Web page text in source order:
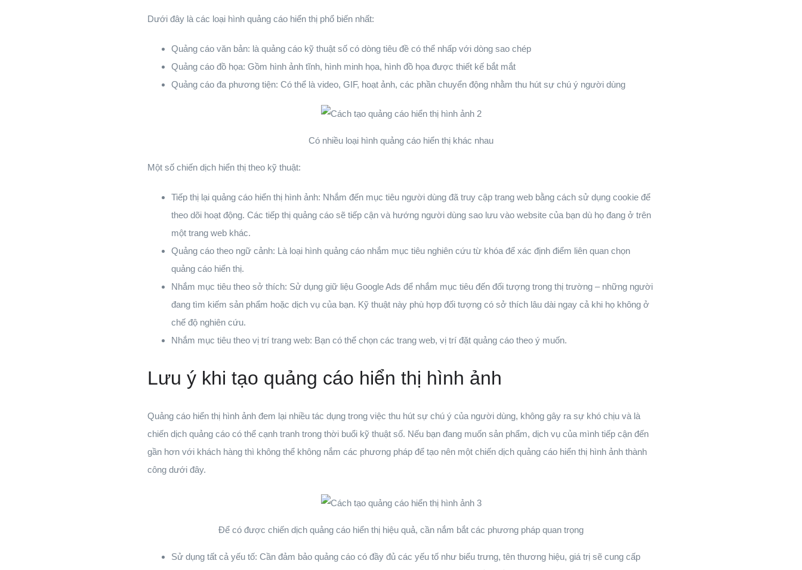
Dưới đây là các loại hình quảng cáo hiển thị phổ biến nhất:
Quảng cáo văn bản: là quảng cáo kỹ thuật số có dòng tiêu đề có thể nhấp với dòng sao chép
Quảng cáo đồ họa: Gồm hình ảnh tĩnh, hình minh họa, hình đồ họa được thiết kế bắt mắt
Quảng cáo đa phương tiện: Có thể là video, GIF, hoạt ảnh, các phần chuyển động nhằm thu hút sự chú ý người dùng
Có nhiều loại hình quảng cáo hiển thị khác nhau
Một số chiến dịch hiển thị theo kỹ thuật:
Tiếp thị lại quảng cáo hiển thị hình ảnh: Nhắm đến mục tiêu người dùng đã truy cập trang web bằng cách sử dụng cookie để
theo dõi hoạt động. Các tiếp thị quảng cáo sẽ tiếp cận và hướng người dùng sao lưu vào website của bạn dù họ đang ở trên
một trang web khác.
Quảng cáo theo ngữ cảnh: Là loại hình quảng cáo nhắm mục tiêu nghiên cứu từ khóa để xác định điểm liên quan chọn
quảng cáo hiển thị.
Nhắm mục tiêu theo sở thích: Sử dụng giữ liệu Google Ads để nhắm mục tiêu đến đối tượng trong thị trường – những người
đang tìm kiếm sản phẩm hoặc dịch vụ của bạn. Kỹ thuật này phù hợp đối tượng có sở thích lâu dài ngay cả khi họ không ở
chế độ nghiên cứu.
Nhắm mục tiêu theo vị trí trang web: Bạn có thể chọn các trang web, vị trí đặt quảng cáo theo ý muốn.
Lưu ý khi tạo quảng cáo hiển thị hình ảnh
Quảng cáo hiển thị hình ảnh đem lại nhiều tác dụng trong việc thu hút sự chú ý của người dùng, không gây ra sự khó chịu và là
chiến dịch quảng cáo có thể cạnh tranh trong thời buổi kỹ thuật số. Nếu bạn đang muốn sản phẩm, dịch vụ của mình tiếp cận đến
gần hơn với khách hàng thì không thể không nắm các phương pháp để tạo nên một chiến dịch quảng cáo hiển thị hình ảnh thành
công dưới đây.
Để có được chiến dịch quảng cáo hiển thị hiệu quả, cần nắm bắt các phương pháp quan trọng
Sử dụng tất cả yếu tố: Cần đảm bảo quảng cáo có đầy đủ các yếu tố như biểu trưng, tên thương hiệu, giá trị sẽ cung cấp